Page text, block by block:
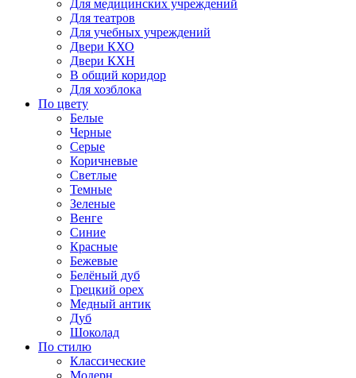
Для медицинских учреждений
Для театров
Для учебных учреждений
Двери КХО
Двери КХН
В общий коридор
Для хозблока
По цвету
Белые
Черные
Серые
Коричневые
Светлые
Темные
Зеленые
Венге
Синие
Красные
Бежевые
Белёный дуб
Грецкий орех
Медный антик
Дуб
Шоколад
По стилю
Классические